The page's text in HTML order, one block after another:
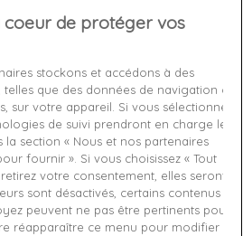
!
produit
coeur de protéger vos
stockons et accédons à des
que des données de navigation ou
sur votre appareil. Si vous sélectionnez
de suivi prendront en charge les
la section « Nous et nos partenaires
fournir ». Si vous choisissez « Tout
votre consentement, elles seront
sont désactivés, certains contenus et
peuvent ne pas être pertinents pour
réapparaître ce menu pour modifier